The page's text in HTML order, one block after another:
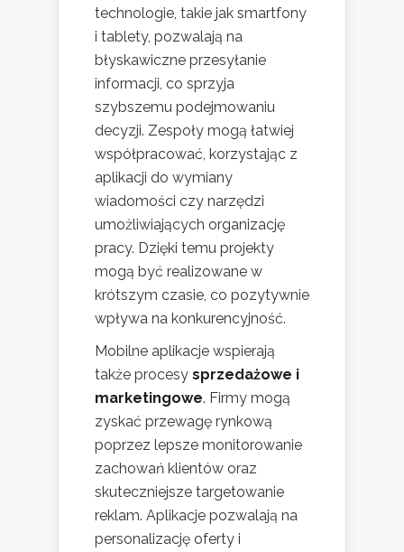
technologie, takie jak smartfony
i tablety, pozwalają na
błyskawiczne przesyłanie
informacji, co sprzyja
szybszemu podejmowaniu
decyzji. Zespoły mogą łatwiej
współpracować, korzystając z
aplikacji do wymiany
wiadomości czy narzędzi
umożliwiających organizację
pracy. Dzięki temu projekty
mogą być realizowane w
krótszym czasie, co pozytywnie
wpływa na konkurencyjność.
Mobilne aplikacje wspierają
także procesy sprzedażowe i
marketingowe. Firmy mogą
zyskać przewagę rynkową
poprzez lepsze monitorowanie
zachowań klientów oraz
skuteczniejsze targetowanie
reklam. Aplikacje pozwalają na
personalizację oferty i